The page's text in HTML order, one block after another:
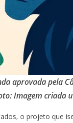
aprovada pela
Imagem criada
o projeto que